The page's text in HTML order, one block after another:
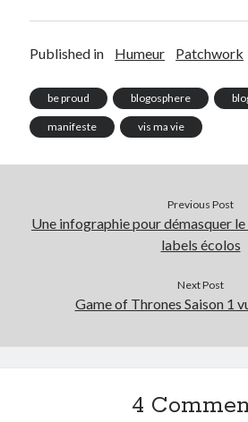
Published in Humeur Patchwork
be proud blogosphere
manifeste vis ma vie
Previous Post
Une infographie pour démasquer le
labels écolos
Next Post
Game of Thrones Saison 1
4